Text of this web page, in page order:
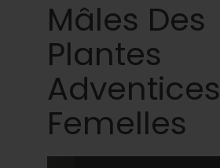
Mâles Des
Plantes
Adventices
Femelles